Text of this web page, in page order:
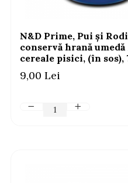
N&D Prime, Pui și
conservă hrană umedă
cereale pisici, (în sos),
9,00 Lei